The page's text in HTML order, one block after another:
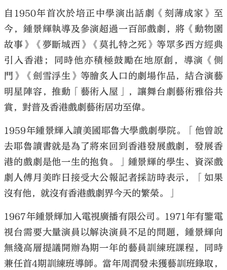
自1950年首次於培正中學演出話劇《刻薄成家》至
今，鍾景輝執導及參演超過一百部戲劇，將《動物園
故事》《夢斷城西》《莫扎特之死》等眾多西方經典
引入香港；同時他亦積極鼓勵在地原創，導演《側
門》《劍雪浮生》等膾炙人口的劇場作品，結合演藝
明星陣容，推動「藝術入屋」，讓舞台劇藝術雅俗共
賞，對普及香港戲劇藝術居功至偉。
1959年鍾景輝入讀美國耶魯大學戲劇學院。「他曾說
去耶魯讀書就是為了將來回到香港發展戲劇，發展香
港的戲劇是他一生的抱負。」鍾景輝的學生、資深戲
劇人傅月美昨日接受大公報記者採訪時表示，「如果
沒有他，就沒有香港戲劇界今天的繁榮。」
1967年鍾景輝加入電視廣播有限公司。1971年有鑒電
視台需要大量演員以解決演員不足的問題，鍾景輝向
無綫高層提議開辦為期一年的藝員訓練班課程，同時
兼任首4期訓練班導師。當年周潤發未獲藝訓班錄取，